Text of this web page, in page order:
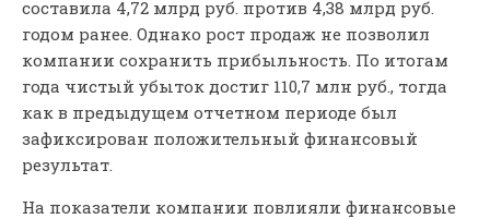
составила 4,72 млрд руб. против 4,38 млрд руб.
годом ранее. Однако рост продаж не позволил
компании сохранить прибыльность. По итогам
года чистый убыток достиг 110,7 млн руб., тогда
как в предыдущем отчетном периоде был
зафиксирован положительный финансовый
результат.
На показатели компании повлияли финансовые